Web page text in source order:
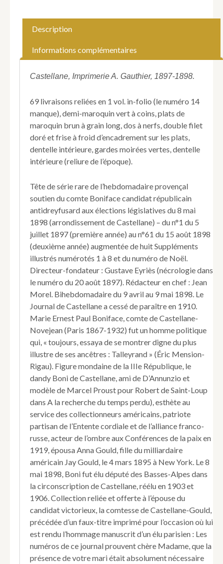
républicain
de
Description
Informations complémentaires
Castellane, Imprimerie A. Gauthier, 1897-1898.
69 livraisons reliées en 1 vol. in-folio (le numéro 14
manque), demi-maroquin vert à coins, plats de
maroquin brun à grain long, dos à nerfs, double filet
doré et frise à froid d’encadrement sur les plats,
dentelle intérieure, gardes moirées vertes, dentelle
intérieure (reliure de l’époque).
Tête de série rare de l’hebdomadaire provençal
soutien du comte Boniface candidat républicain
antidreyfusard aux élections législatives du 8 mai
1898 (arrondissement de Castellane) – du n°1 du 5
juillet 1897 (première année) au n°61 du 15 août 1898
(deuxième année) augmentée de huit Suppléments
illustrés numérotés 1 à 8 et du numéro de Noël.
Directeur-fondateur : Gustave Eyriès (nécrologie dans
le numéro du 20 août 1897). Rédacteur en chef : Jean
Morel. Bihebdomadaire du 9 avril au 9 mai 1898. Le
Journal de Castellane a cessé de paraître en 1910.
Marie Ernest Paul Boniface, comte de Castellane-
Novejean (Paris 1867-1932) fut un homme politique
qui, « toujours, essaya de se montrer digne du plus
illustre de ses ancêtres : Talleyrand » (Éric Mension-
Rigau). Figure mondaine de la IIIe République, le
dandy Boni de Castellane, ami de D’Annunzio et
modèle de Marcel Proust pour Robert de Saint-Loup
dans A la recherche du temps perdu), esthète au
service des collectionneurs américains, patriote
partisan de l’Entente cordiale et de l’alliance franco-
russe, acteur de l’ombre aux Conférences de la paix en
1919, épousa Anna Gould, fille du milliardaire
américain Jay Gould, le 4 mars 1895 à New York. Le 8
mai 1898, Boni fut élu député des Basses-Alpes dans
la circonscription de Castellane, réélu en 1903 et
1906. Collection reliée et offerte à l’épouse du
candidat victorieux, la comtesse de Castellane-Gould,
précédée d’un faux-titre imprimé pour l’occasion où lui
est rendu l’hommage manuscrit d’un élu parisien : Les
numéros de ce journal prouvent chère Madame, que la
présence de votre mari était absolument nécessaire